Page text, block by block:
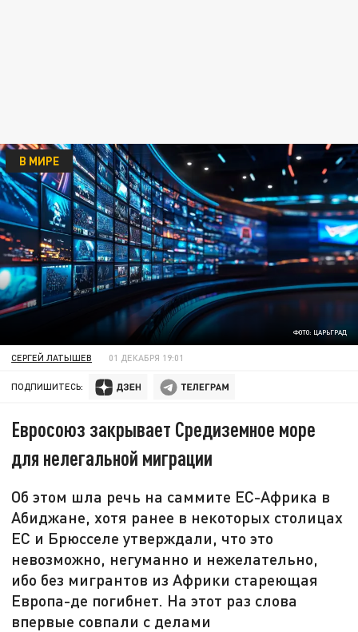
ФОТО: ЦАРЬГРАД
В МИРЕ
СЕРГЕЙ ЛАТЫШЕВ 01 ДЕКАБРЯ 19:01
ПОДПИШИТЕСЬ:
Евросоюз закрывает Средиземное море
для нелегальной миграции
Об этом шла речь на саммите ЕС-Африка в
Абиджане, хотя ранее в некоторых столицах
ЕС и Брюсселе утверждали, что это
невозможно, негуманно и нежелательно,
ибо без мигрантов из Африки стареющая
Европа-де погибнет. На этот раз слова
впервые совпали с делами